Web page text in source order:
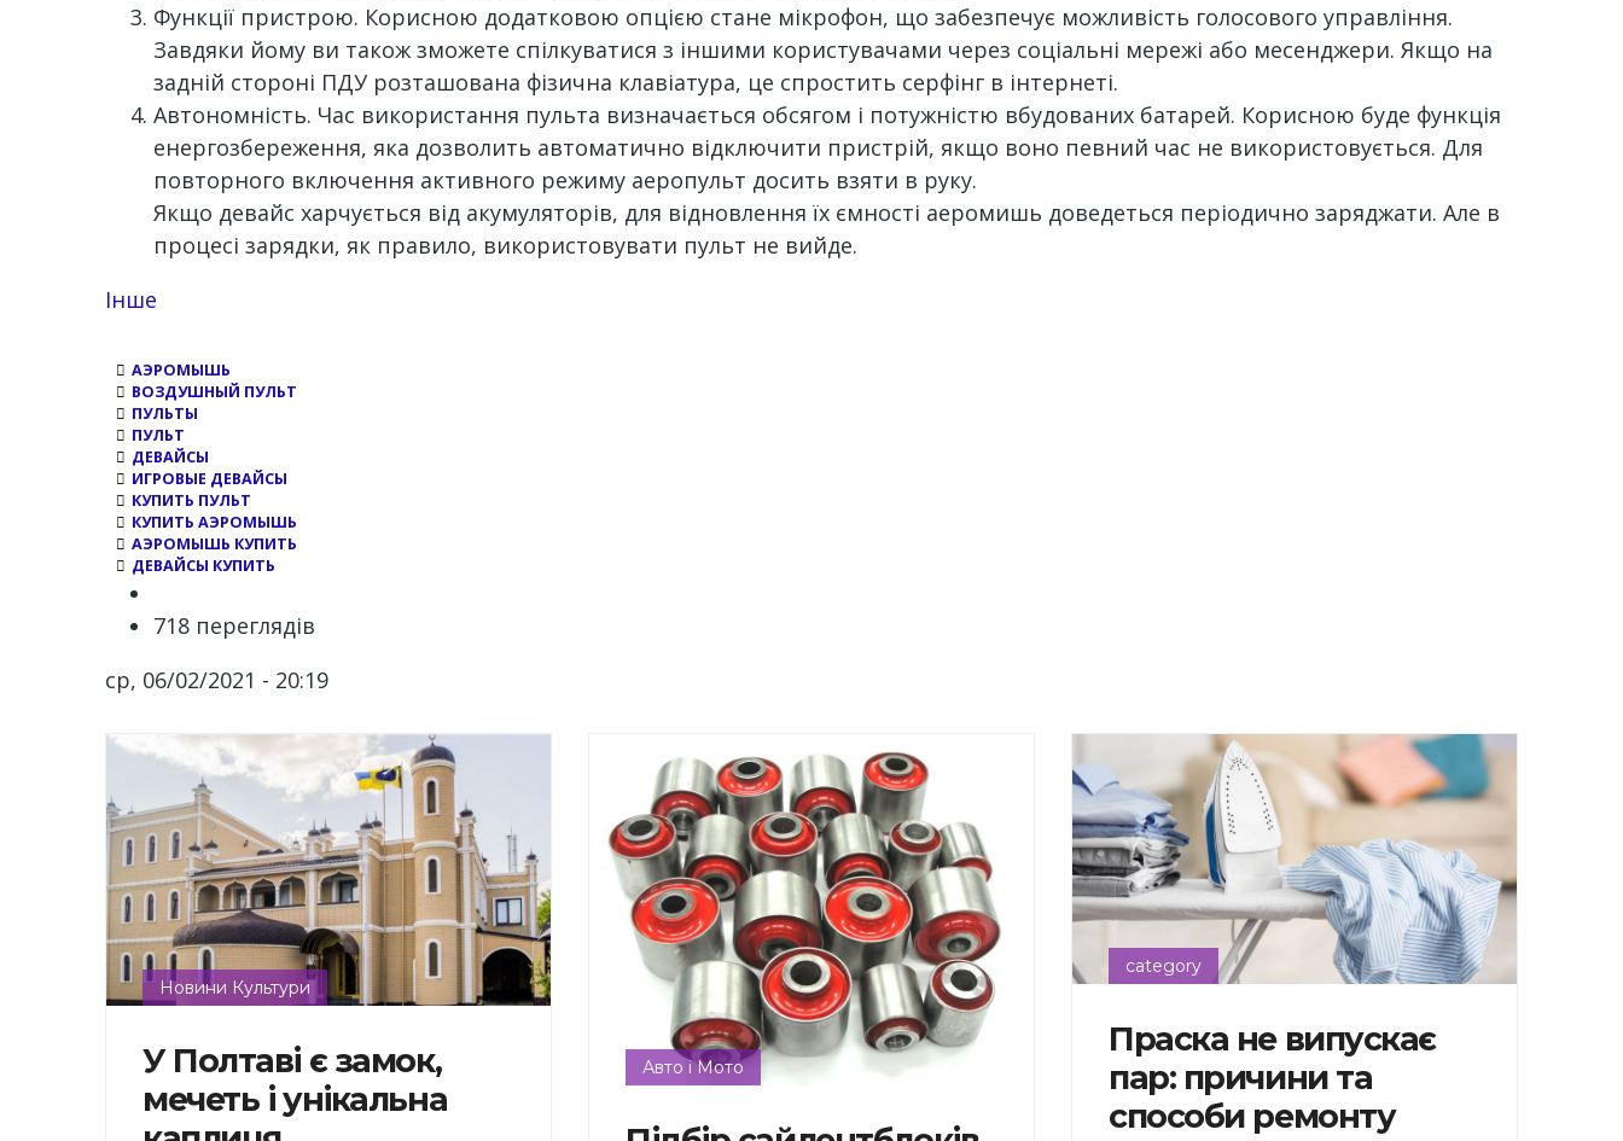
Функції пристрою. Корисною додатковою опцією стане мікрофон, що забезпечує можливість голосового управління.
Завдяки йому ви також зможете спілкуватися з іншими користувачами через соціальні мережі або месенджери. Якщо на
задній стороні ПДУ розташована фізична клавіатура, це спростить серфінг в інтернеті.
Автономність. Час використання пульта визначається обсягом і потужністю вбудованих батарей. Корисною буде функція
енергозбереження, яка дозволить автоматично відключити пристрій, якщо воно певний час не використовується. Для
повторного включення активного режиму аеропульт досить взяти в руку.
Якщо девайс харчується від акумуляторів, для відновлення їх ємності аеромишь доведеться періодично заряджати. Але в
процесі зарядки, як правило, використовувати пульт не вийде.
Channel
Інше
АЭРОМЫШЬ
ВОЗДУШНЫЙ ПУЛЬТ
ПУЛЬТЫ
ПУЛЬТ
ДЕВАЙСЫ
ИГРОВЫЕ ДЕВАЙСЫ
КУПИТЬ ПУЛЬТ
КУПИТЬ АЭРОМЫШЬ
АЭРОМЫШЬ КУПИТЬ
ДЕВАЙСЫ КУПИТЬ
718 переглядів
ср, 06/02/2021 - 20:19
Новини Культури
У Полтаві є замок,
мечеть і унікальна
Авто і Мото
category
Праска не випускає
пар: причини та
способи ремонту